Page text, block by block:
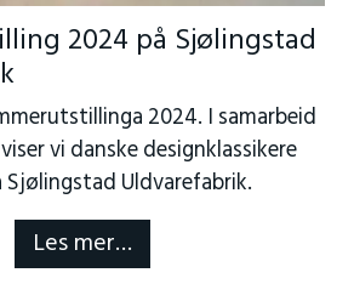
2024 på Sjølingstad
2024. I samarbeid
vi danske designklassikere
Uldvarefabrik.
Les mer…